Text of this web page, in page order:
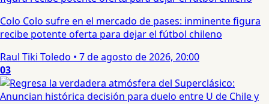
Colo Colo sufre en el mercado de pases: inminente figura
recibe potente oferta para dejar el fútbol chileno
Raul Tiki Toledo • 7 de agosto de 2026, 20:00
03